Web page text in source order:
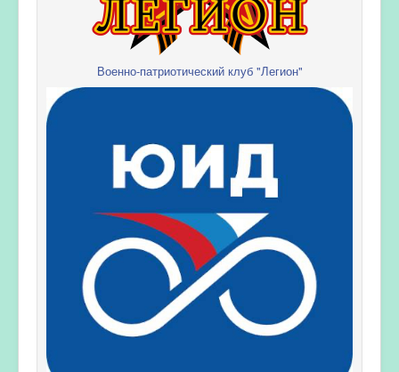
Военно-патриотический клуб "Легион"